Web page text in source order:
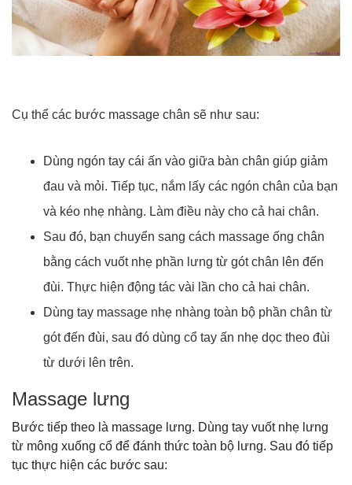
Cụ thể các bước massage chân sẽ như sau:
Dùng ngón tay cái ấn vào giữa bàn chân giúp giảm
đau và mỏi. Tiếp tục, nắm lấy các ngón chân của bạn
và kéo nhẹ nhàng. Làm điều này cho cả hai chân.
Sau đó, bạn chuyển sang cách massage ống chân
bằng cách vuốt nhẹ phần lưng từ gót chân lên đến
đùi. Thực hiện động tác vài lần cho cả hai chân.
Dùng tay massage nhẹ nhàng toàn bộ phần chân từ
gót đến đùi, sau đó dùng cổ tay ấn nhẹ dọc theo đùi
từ dưới lên trên.
Massage lưng
Bước tiếp theo là massage lưng. Dùng tay vuốt nhẹ lưng
từ mông xuống cổ để đánh thức toàn bộ lưng. Sau đó tiếp
tục thực hiện các bước sau: